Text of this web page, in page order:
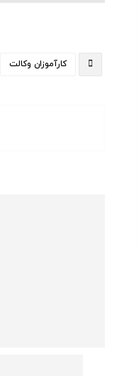
کارآموزان وکالت